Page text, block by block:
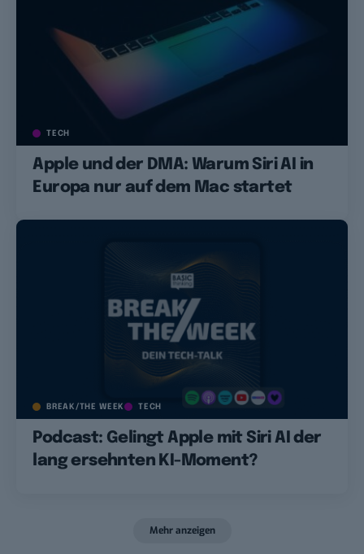
TECH
Apple und der DMA: Warum Siri AI in
Europa nur auf dem Mac startet
BREAK/THE WEEK TECH
Podcast: Gelingt Apple mit Siri AI der
lang ersehnten KI-Moment?
Mehr anzeigen